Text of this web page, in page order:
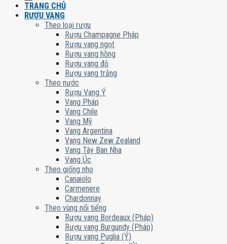
TRANG CHỦ
RƯỢU VANG
Theo loại rượu
Rượu Champagne Pháp
Rượu vang ngọt
Rượu vang hồng
Rượu vang đỏ
Rượu vang trắng
Theo nước
Rượu Vang Ý
Vang Pháp
Vang Chile
Vang Mỹ
Vang Argentina
Vang New Zew Zealand
Vang Tây Ban Nha
Vang Úc
Theo giống nho
Canaiolo
Carmenere
Chardonnay
Theo vùng nổi tiếng
Rượu vang Bordeaux (Pháp)
Rượu vang Burgundy (Pháp)
Rượu vang Puglia (Ý)